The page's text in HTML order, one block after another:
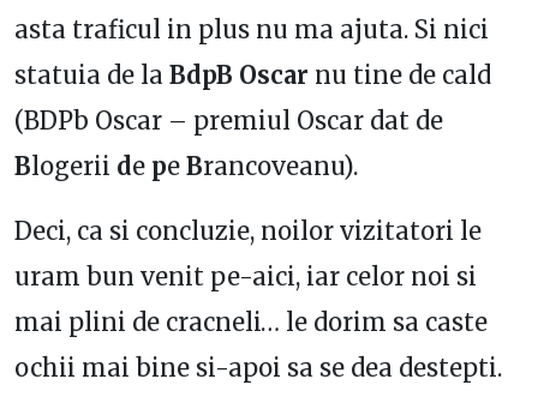
asta traficul in plus nu ma ajuta. Si nici
statuia de la BdpB Oscar nu tine de cald
(BDPb Oscar – premiul Oscar dat de
Blogerii de pe Brancoveanu).
Deci, ca si concluzie, noilor vizitatori le
uram bun venit pe-aici, iar celor noi si
mai plini de cracneli… le dorim sa caste
ochii mai bine si-apoi sa se dea destepti.